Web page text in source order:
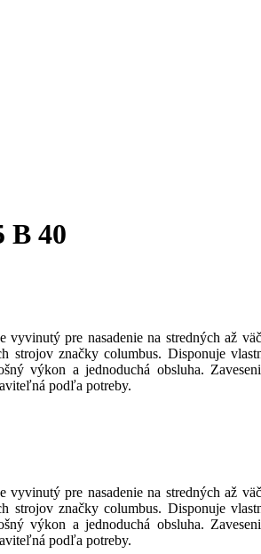
B 40
vyvinutý pre nasadenie na stredných až
značky columbus. Disponuje
výkon a jednoduchá obsluha.
podľa potreby.
vyvinutý pre nasadenie na stredných až
značky columbus. Disponuje
výkon a jednoduchá obsluha.
podľa potreby.